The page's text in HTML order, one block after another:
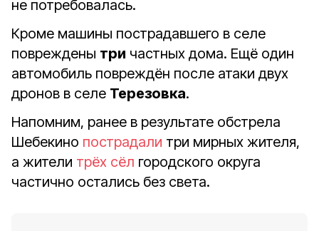
не потребовалась.
Кроме машины пострадавшего в селе
повреждены три частных дома. Ещё один
автомобиль повреждён после атаки двух
дронов в селе Терезовка.
Напомним, ранее в результате обстрела
Шебекино пострадали три мирных жителя,
а жители трёх сёл городского округа
частично остались без света.